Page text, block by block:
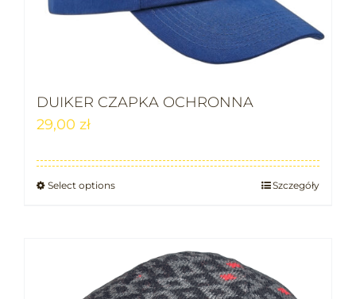
DUIKER CZAPKA OCHRONNA
29,00 zł
Select options Szczegóły